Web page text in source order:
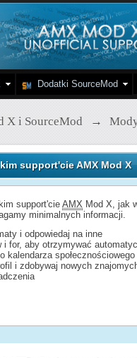
Dodatki SourceMod
X i SourceMod →
support'cie AMX Mod X
support'cieAMX Mod X, jak
minimalnych informacji.
i odpowiedaj na inne
i for, aby otrzymywać
kalendarza społecznościowego
i zdobywaj nowych